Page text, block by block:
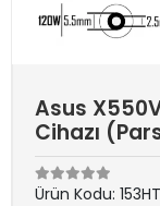
Asus
Cihazı
Ürün Kodu: